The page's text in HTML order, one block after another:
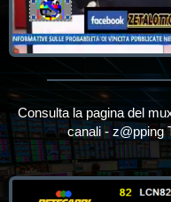
Consulta la pagina del
canali - z@pping